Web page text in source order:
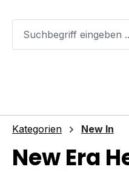
Kategorien New In
New Era